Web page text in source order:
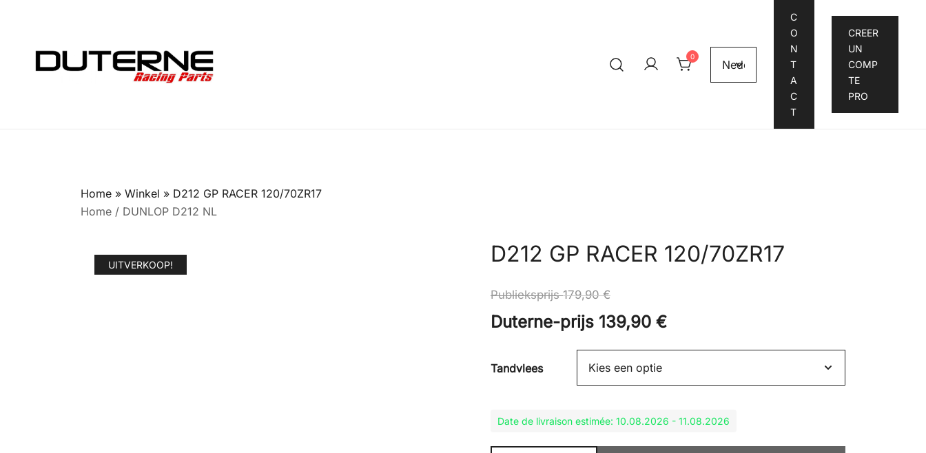
0
C
O
N
T
A
C
T
CREER
UN
COMP
TE
PRO
Home » Winkel » D212 GP RACER 120/70ZR17
Home / DUNLOP D212 NL
UITVERKOOP! D212 GP RACER 120/70ZR17
Publieksprijs179,90€
Duterne-prijs 139,90 €
Tandvlees
Date de livraison estimée: 10.08.2026 - 11.08.2026